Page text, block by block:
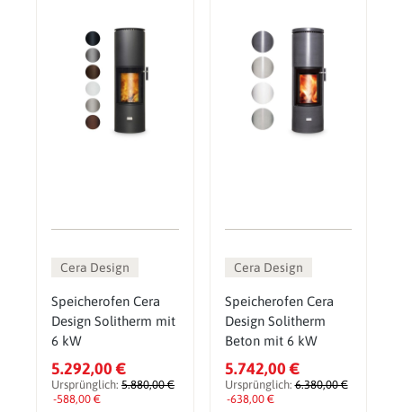
Cera Design
Speicherofen Cera
Design Solitherm mit
6 kW
5.292,00 €
Ursprünglich: 5.880,00 €
-588,00 €
Cera Design
Speicherofen Cera
Design Solitherm
Beton mit 6 kW
5.742,00 €
Ursprünglich:6.380,00 €
-638,00 €